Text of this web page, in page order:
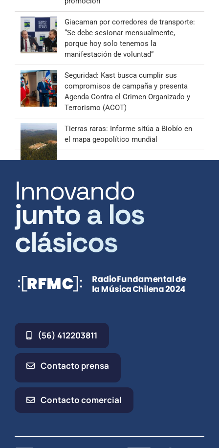
Giacaman por corredores de transporte:
“Se debe sesionar mensualmente,
porque hoy solo tenemos la
manifestación de voluntad”
Seguridad: Kast busca cumplir sus
compromisos de campaña y presenta
Agenda Contra el Crimen Organizado y
Terrorismo (ACOT)
Tierras raras: Informe sitúa a Biobío en
el mapa geopolítico mundial
Innovando
junto a los
clásicos
(56) 412203811
Contacto prensa
Contacto comercial